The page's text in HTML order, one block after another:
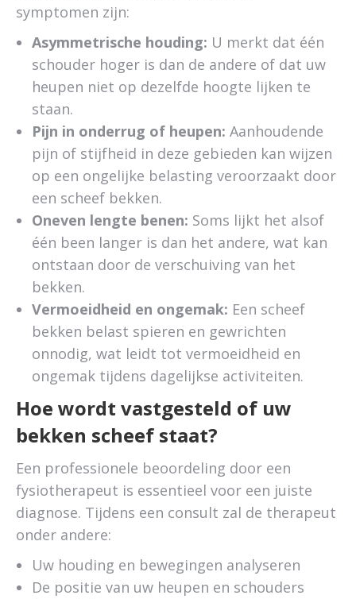
symptomen zijn:
Asymmetrische houding: U merkt dat één
schouder hoger is dan de andere of dat uw
heupen niet op dezelfde hoogte lijken te
staan.
Pijn in onderrug of heupen: Aanhoudende
pijn of stijfheid in deze gebieden kan wijzen
op een ongelijke belasting veroorzaakt door
een scheef bekken.
Oneven lengte benen: Soms lijkt het alsof
één been langer is dan het andere, wat kan
ontstaan door de verschuiving van het
bekken.
Vermoeidheid en ongemak: Een scheef
bekken belast spieren en gewrichten
onnodig, wat leidt tot vermoeidheid en
ongemak tijdens dagelijkse activiteiten.
Hoe wordt vastgesteld of uw
bekken scheef staat?
Een professionele beoordeling door een
fysiotherapeut is essentieel voor een juiste
diagnose. Tijdens een consult zal de therapeut
onder andere:
Uw houding en bewegingen analyseren
De positie van uw heupen en schouders